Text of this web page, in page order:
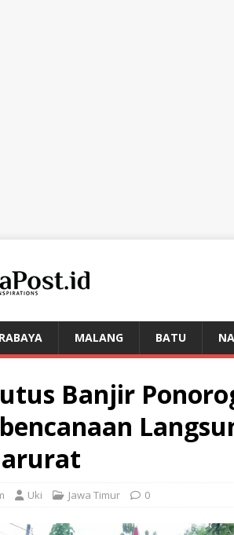
MALANG BATU
Banjir
Uki Jawa Timur 0